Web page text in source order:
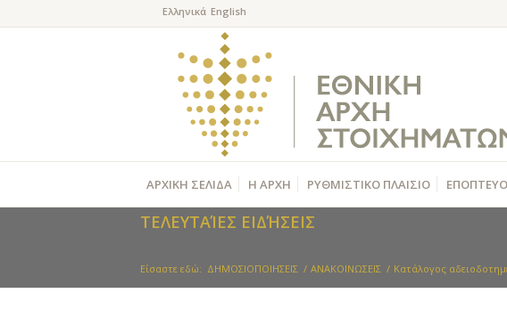
ΑΡΧΙΚΗ ΣΕΛΙΔΑ Η ΑΡΧΗ ΡΥΘΜΙΣΤΙΚΟ ΠΛΑΙΣΙΟ
ΤΕΛΕΥΤΑΊΕΣ ΕΙΔΉΣΕΙΣ
Είσαστε εδώ: ΔΗΜΟΣΙΟΠΟΙΗΣΕΙΣ / ΑΝΑΚΟΙΝΩΣΕΙΣ / Kατάλογος